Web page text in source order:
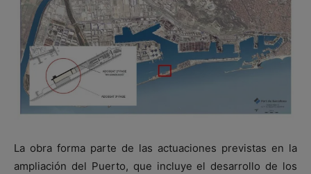
La obra forma parte de las actuaciones previstas en la
ampliación del Puerto, que incluye el desarrollo de los